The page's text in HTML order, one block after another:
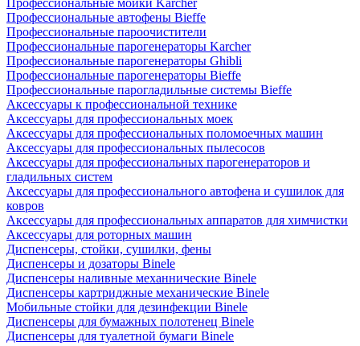
Профессиональные мойки Karcher
Профессиональные автофены Bieffe
Профессиональные пароочистители
Профессиональные парогенераторы Karcher
Профессиональные парогенераторы Ghibli
Профессиональные парогенераторы Bieffe
Профессиональные парогладильные системы Bieffe
Аксессуары к профессиональной технике
Аксессуары для профессиональных моек
Аксессуары для профессиональных поломоечных машин
Аксессуары для профессиональных пылесосов
Аксессуары для профессиональных парогенераторов и
гладильных систем
Аксессуары для профессионального автофена и сушилок для
ковров
Аксессуары для профессиональных аппаратов для химчистки
Аксессуары для роторных машин
Диспенсеры, стойки, сушилки, фены
Диспенсеры и дозаторы Binele
Диспенсеры наливные механнические Binele
Диспенсеры картриджные механические Binele
Мобильные стойки для дезинфекции Binele
Диспенсеры для бумажных полотенец Binele
Диспенсеры для туалетной бумаги Binele